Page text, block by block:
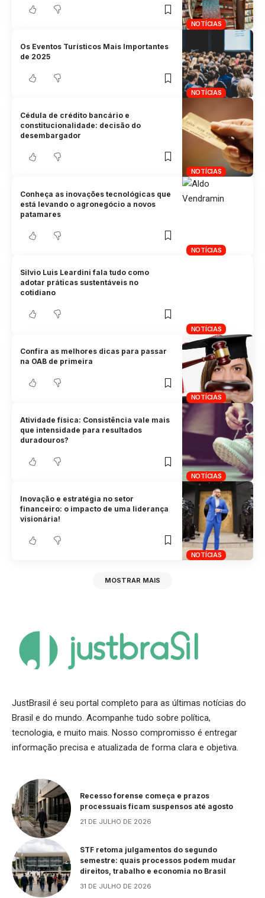
NOTÍCIAS
NOTÍCIAS
Os Eventos Turísticos Mais Importantes
de 2025
NOTÍCIAS
Cédula de crédito bancário e
constitucionalidade: decisão do
desembargador
NOTÍCIAS
Conheça as inovações tecnológicas que
está levando o agronegócio a novos
patamares
NOTÍCIAS
Silvio Luis Leardini fala tudo como
adotar práticas sustentáveis no
cotidiano
NOTÍCIAS
Confira as melhores dicas para passar
na OAB de primeira
NOTÍCIAS
Atividade física: Consistência vale mais
que intensidade para resultados
duradouros?
NOTÍCIAS
Inovação e estratégia no setor
financeiro: o impacto de uma liderança
visionária!
MOSTRAR MAIS
JustBrasil é seu portal completo para as últimas notícias do
Brasil e do mundo. Acompanhe tudo sobre política,
tecnologia, e muito mais. Nosso compromisso é entregar
informação precisa e atualizada de forma clara e objetiva.
Recesso forense começa e prazos
processuais ficam suspensos até agosto
21 DE JULHO DE 2026
STF retoma julgamentos do segundo
semestre: quais processos podem mudar
direitos, trabalho e economia no Brasil
31 DE JULHO DE 2026